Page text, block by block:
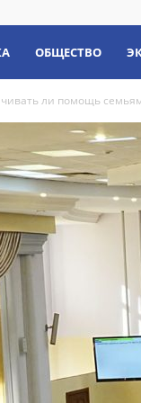
ОБЩЕСТВО
ли помощь